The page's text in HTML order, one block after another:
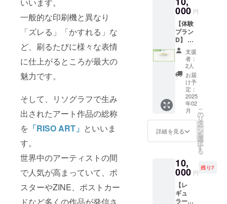
いいます。
一般的な印刷機と異なり
「ズレる」「かすれる」な
ど、刷るたびに様々な表情
に仕上がるところが最大の
魅力です。
そして、リソグラフで生み
出されたアート作品の総称
を 「RISO ART」 といいま
す。
世界中のアーティストの間
で人気が高まっていて、ポ
スターやZINE、ポストカー
ンから1
年間
ーーー
ーーー
ーーー
ー ・フ
リープ
ラン60
分チ
ケット
（リソ
グラ
フ）2枚
イズは
XSサイ
ズ
(200×8
0mm)／
Sサイズ
(200×1
80mm)
／Mサ
イズ
(200×3
10mm)
／Lサイ
(200×4
の4種類
です。
途：1版
1,200
円〜
3,000円
（サイ
連の流
れをレ
ク
チャー
＆サ
ポート
しま
す。 ・
2枚同時
でのご
利用と
なりま
す。
（ご家
族やご
友人を
ださ
い） ・
保護者
同伴で
あれば
000 円
【体験
プラン
D】 レ
ク
チャー
プラン
90分チ
ケット
（3,500
円相
当）を2
枚お送
りしま
す！ ・
スタッ
フがシ
クリー
ンの一
連の流
れをレ
ク
チャー
支援
者：
2人
お届
け予
定：
2025
年02
月
詳細を見る
こ
の
リ
タ
ー
ン
を
選
択
す
る
10,
000 円
残り7
【レ
ギュ
ラース